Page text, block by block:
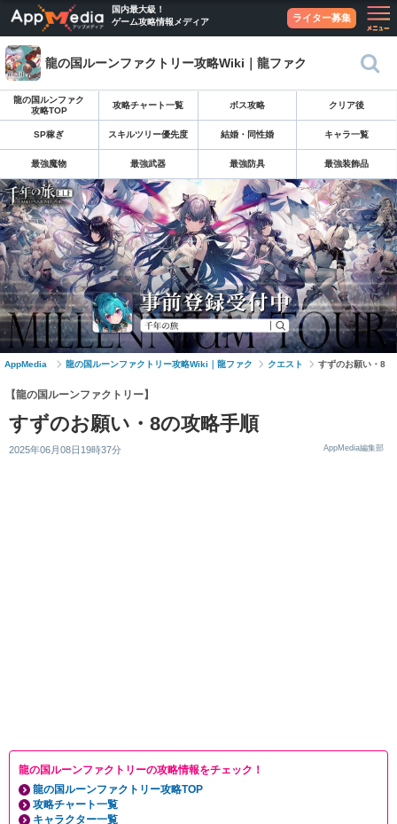
国内最大級！
ゲーム攻略情報メディア
ライター募集
龍の国ルーンファクトリー攻略Wiki｜龍ファク
龍の国ルンファク
攻略TOP
攻略チャート一覧 ボス攻略 クリア後
SP稼ぎ スキルツリー優先度 結婚・同性婚 キャラ一覧
最強魔物 最強武器 最強防具 最強装飾品
AppMedia 龍の国ルーンファクトリー攻略Wiki｜龍ファク クエスト すずのお願い・8
【龍の国ルーンファクトリー】
すずのお願い・8の攻略手順
2025年06月08日19時37分 AppMedia編集部
龍の国ルーンファクトリーの攻略情報をチェック！
龍の国ルーンファクトリー攻略TOP
攻略チャート一覧
キャラクター一覧